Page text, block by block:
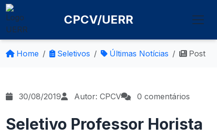
CPCV/UERR
Home Seletivos Últimas Notícias Post
30/08/2019 Autor: CPCV 0 comentários
Seletivo Professor Horista